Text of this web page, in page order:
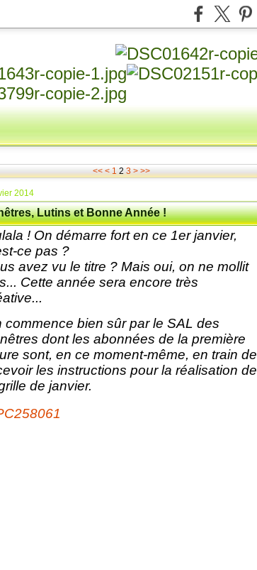
<< < 1 2 3 > >>
2014
Lutins et Bonne Année !
! On démarre fort en ce 1er janvier,
ce pas ?
avez vu le titre ? Mais oui, on ne mollit
Cette année sera encore très
commence bien sûr par le SAL des
dont les abonnées de la première
sont, en ce moment-même, en train de
les instructions pour la réalisation de
de janvier.